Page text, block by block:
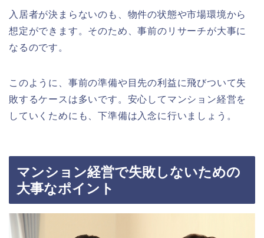
入居者が決まらないのも、物件の状態や市場環境から
想定ができます。そのため、事前のリサーチが大事に
なるのです。
このように、事前の準備や目先の利益に飛びついて失
敗するケースは多いです。安心してマンション経営を
していくためにも、下準備は入念に行いましょう。
マンション経営で失敗しないための
大事なポイント